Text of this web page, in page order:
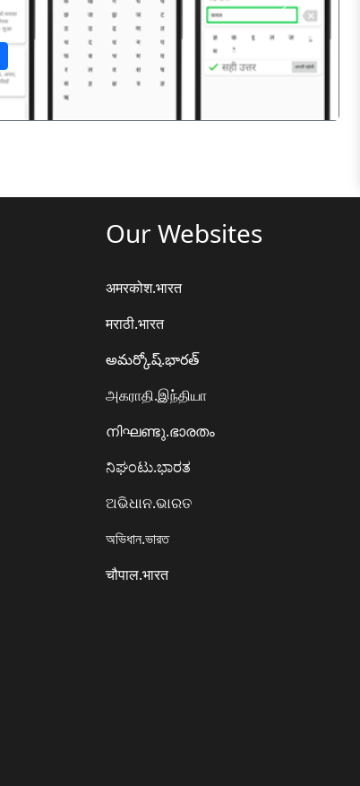
अगला
Our Websites
अमरकोश.भारत
मराठी.भारत
అమర్కోష్.భారత్
அகராதி.இந்தியா
നിഘണ്ടു.ഭാരതം
ನಿಘಂಟು.ಭಾರತ
ଅଭିଧାନ.ଭାରତ
অভিধান.ভারত
चौपाल.भारत